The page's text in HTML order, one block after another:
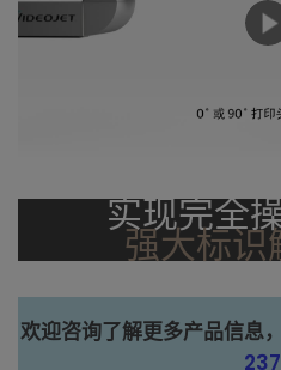
实现完全
强大标识
欢迎咨询了解更多产品信息